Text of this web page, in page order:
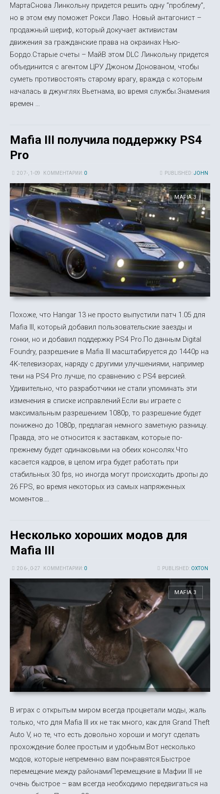
МартаСнова Линкольну придется решить одну “проблему”,
но в этом ему поможет Рокси Лаво. Новый антагонист –
продажный шериф, который докучает активистам
движения за гражданские права на окраинах Нью-
Бордо.Старые счеты – МайВ этом DLC Линкольну придется
объединится с агентом ЦРУ Джоном Донованом, чтобы
суметь противостоять старому врагу, вражда с которым
началась в джунглях Вьетнама, во время службы.Знамения
времен ...
Mafia III получила поддержку PS4
Pro
PUBLISHED:JOHN
20 7-, 1-09 КОММЕНТАРИИ: 0
MAFIA 3
Похоже, что Hangar 13 не просто выпустили патч 1.05 для
Mafia III, который добавил пользовательские заезды и
гонки, но и добавил поддержку PS4 Pro.По данным Digital
Foundry, разрешение в Mafia III масштабируется до 1440р на
4K-телевизорах, наряду с другими улучшениями, например
тени на PS4 Pro лучше, по сравнению с PS4 версией.
Удивительно, что разработчики не стали упоминать эти
изменения в списке исправлений.Если вы играете с
максимальным разрешением 1080p, то разрешение будет
понижено до 1080p, предлагая немного заметную разницу.
Правда, это не относится к заставкам, которые по-
прежнему будет одинаковыми на обеих консолях.Что
касается кадров, в целом игра будет работать при
стабильных 30 fps, но иногда могут происходить дропы до
26 FPS, во время некоторых из самых напряженных
моментов....
Несколько хороших модов для
Mafia III
PUBLISHED: OXTON
20 6-, 0-27 КОММЕНТАРИИ: 0
MAFIA 3
В играх с открытым миром всегда процветали моды, жаль
только, что для Mafia III их не так много, как для Grand Theft
Auto V, но те, что есть довольно хороши и могут сделать
прохождение более простым и удобным.Вот несколько
модов, которые непременно вам понравятся:Быстрое
перемещение между районамиПеремещение в Мафии III не
очень быстрое – вам всегда необходимо передвигаться на